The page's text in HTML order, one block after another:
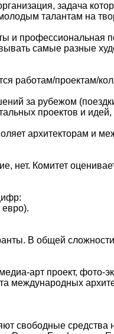
задача
талантам на
и профессиональная
самые разные
работам/проектам/
за рубежом
проектов и
архитекторам и
нет. Комитет
евро).
В общей
арт проект, фото-
международных
свободные средства